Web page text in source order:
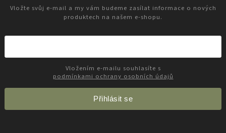
Vložte svůj e-mail a my vám budeme zasílat informace o nových
produktech na našem e-shopu.
podmínkami ochrany osobních údajů
Přihlásit se